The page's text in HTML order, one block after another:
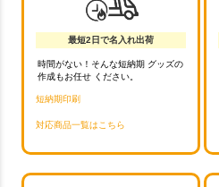
最短2日で名入れ出荷
時間がない！そんな短納期 グッズの
作成もお任せ ください。
短納期印刷
対応商品一覧はこちら